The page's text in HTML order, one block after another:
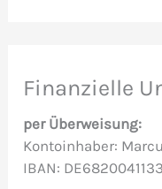
e
n
a
Finanzielle
per Überweisung:
Kontoinhaber:
IBAN: